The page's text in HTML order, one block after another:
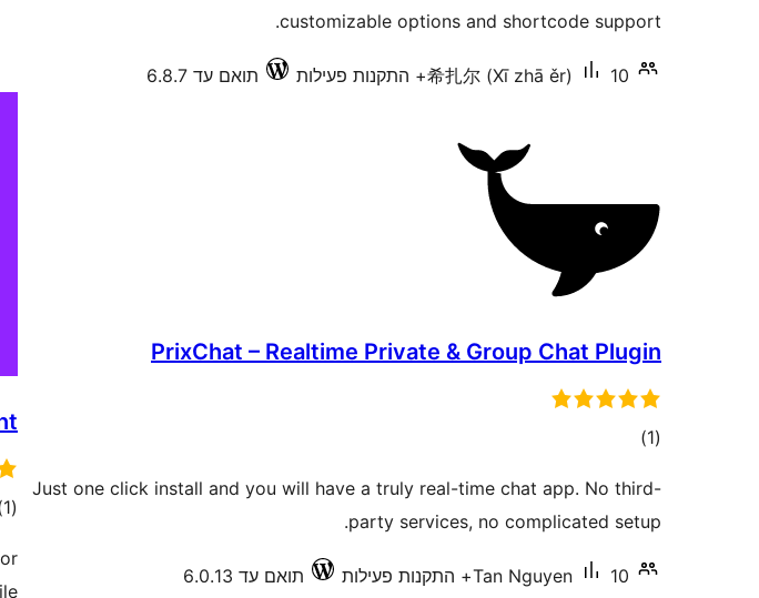
customizable options and shortcode support.
希扎尔 (Xī zhā ěr) 10+ התקנות פעילות תואם עד 6.8.7
PrixChat – Realtime Private & Group Chat Plugin
(1 דרוגים)
Just one click install and you will have a truly real-time chat app. No third-
party services, no complicated setup.
Tan Nguyen 10+ התקנות פעילות תואם עד 6.0.13
(1